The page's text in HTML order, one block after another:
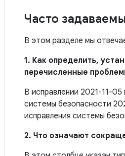
Часто
В этом разделе мы
1. Как определить,
перечисленные
В исправлении 2021-11-
системы безопасности
исправления системы
2. Что означают